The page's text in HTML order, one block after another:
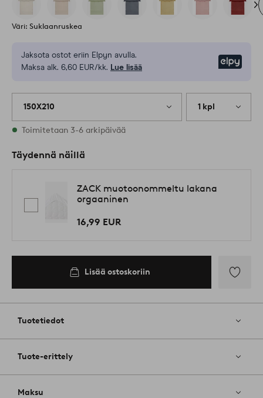
Väri: Suklaanruskea
Jaksota ostot eriin Elpyn avulla.
Maksa alk. 6,60 EUR/kk. Lue lisää
150X210 1 kpl
Varastossa
Toimitetaan 3-6 arkipäivää
Täydennä näillä
ZACK muotoonommeltu lakana
orgaaninen
16,99 EUR
Lisää ostoskoriin
Tuotetiedot
Tuote-erittely
Maksu